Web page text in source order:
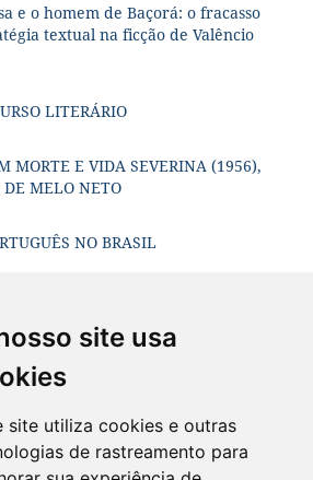
site usa
site utiliza cookies e outras
de rastreamento para
e o homem de Baçorá: o fracasso
textual na ficção de Valêncio
LITERÁRIO
MORTE E VIDA SEVERINA (1956),
DE MELO NETO
NO BRASIL
0100-0888 (versão impressa) e
eletrônica)